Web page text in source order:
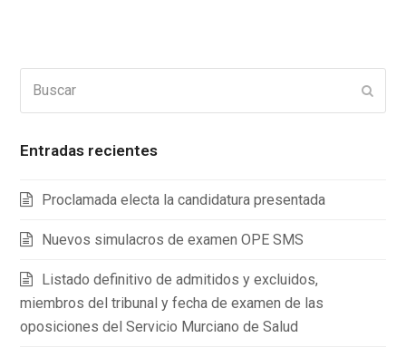
Entradas recientes
Proclamada electa la candidatura presentada
Nuevos simulacros de examen OPE SMS
Listado definitivo de admitidos y excluidos,
miembros del tribunal y fecha de examen de las
oposiciones del Servicio Murciano de Salud